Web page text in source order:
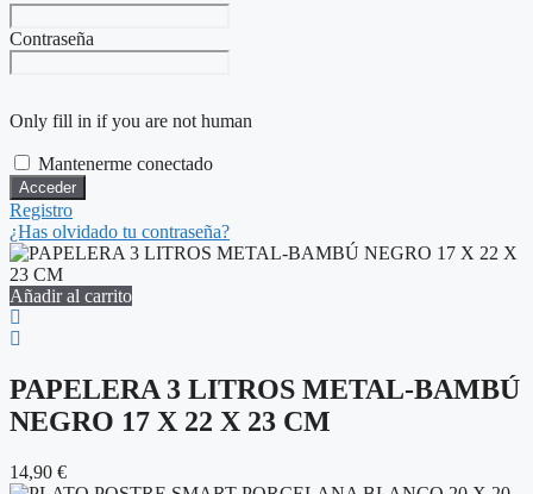
Contraseña
Only fill in if you are not human
Mantenerme conectado
Registro
¿Has olvidado tu contraseña?
Añadir al carrito
PAPELERA 3 LITROS METAL-BAMBÚ
NEGRO 17 X 22 X 23 CM
14,90 €